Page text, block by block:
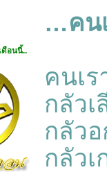
ดือนนี้..
…คน
คนเ
กลัว
กลัว
กลัว